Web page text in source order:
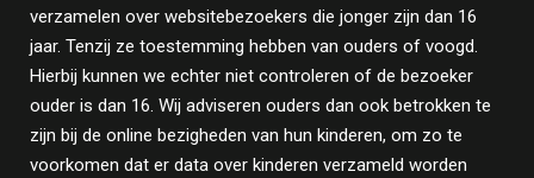
verzamelen over websitebezoekers die jonger zijn dan 16
jaar. Tenzij ze toestemming hebben van ouders of voogd.
Hierbij kunnen we echter niet controleren of de bezoeker
ouder is dan 16. Wij adviseren ouders dan ook betrokken te
zijn bij de online bezigheden van hun kinderen, om zo te
voorkomen dat er data over kinderen verzameld worden